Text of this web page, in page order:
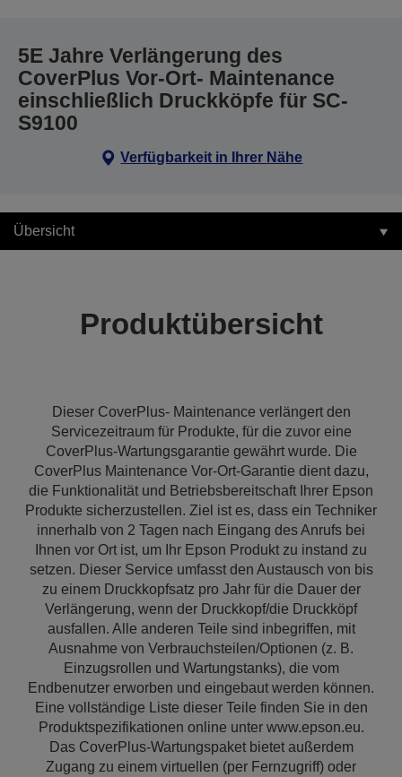
5E Jahre Verlängerung des
CoverPlus Vor-Ort- Maintenance
einschließlich Druckköpfe für SC-
S9100
Verfügbarkeit in Ihrer Nähe
Übersicht
Produktübersicht
Dieser CoverPlus- Maintenance verlängert den
Servicezeitraum für Produkte, für die zuvor eine
CoverPlus-Wartungsgarantie gewährt wurde. Die
CoverPlus Maintenance Vor-Ort-Garantie dient dazu,
die Funktionalität und Betriebsbereitschaft Ihrer Epson
Produkte sicherzustellen. Ziel ist es, dass ein Techniker
innerhalb von 2 Tagen nach Eingang des Anrufs bei
Ihnen vor Ort ist, um Ihr Epson Produkt zu instand zu
setzen. Dieser Service umfasst den Austausch von bis
zu einem Druckkopfsatz pro Jahr für die Dauer der
Verlängerung, wenn der Druckkopf/die Druckköpf
ausfallen. Alle anderen Teile sind inbegriffen, mit
Ausnahme von Verbrauchsteilen/Optionen (z. B.
Einzugsrollen und Wartungstanks), die vom
Endbenutzer erworben und eingebaut werden können.
Eine vollständige Liste dieser Teile finden Sie in den
Produktspezifikationen online unter www.epson.eu.
Das CoverPlus-Wartungspaket bietet außerdem
Zugang zu einem virtuellen (per Fernzugriff) oder